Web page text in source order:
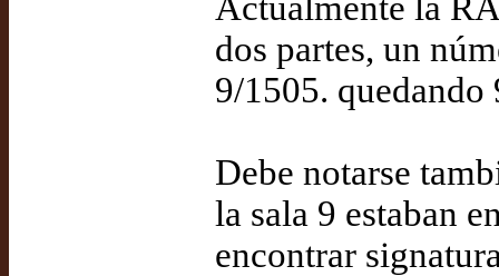
dos partes, un
9/1505.
Debe notarse
la sala 9 estaban
encontrar